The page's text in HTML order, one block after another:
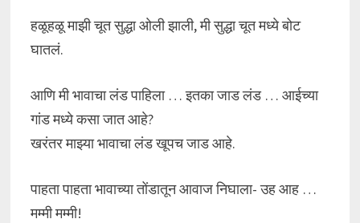
हळूहळू माझी चूत सुद्धा ओली झाली, मी सुद्धा चूत मध्ये बोट
घातलं.
आणि मी भावाचा लंड पाहिला … इतका जाड लंड … आईच्या
गांड मध्ये कसा जात आहे?
खरंतर माझ्या भावाचा लंड खूपच जाड आहे.
पाहता पाहता भावाच्या तोंडातून आवाज निघाला- उह आह …
मम्मी मम्मी!